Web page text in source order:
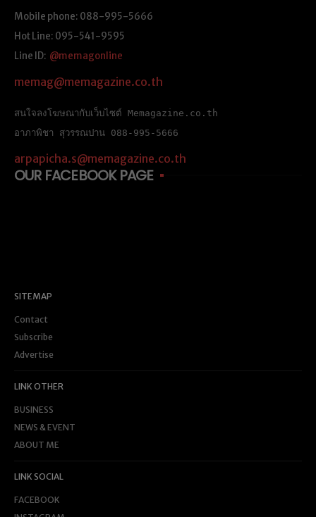
Mobile phone: 088-995-5666
Hot Line: 095-541-9595
Line ID: @memagonline
memag@memagazine.co.th
สนใจลงโฆษณากับเว็บไซต์ Memagazine.co.th
อาภาพิชา สุวรรณปาน 088-995-5666
arpapicha.s@memagazine.co.th
OUR FACEBOOK PAGE
SITEMAP
Contact
Subscribe
Advertise
LINK OTHER
BUSINESS
NEWS & EVENT
ABOUT ME
LINK SOCIAL
FACEBOOK